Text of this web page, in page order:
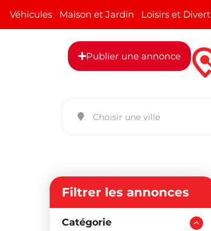
Véhicules Maison et Jardin Loisirs et
Publier une annonce
Filtrer les annonces
Catégorie